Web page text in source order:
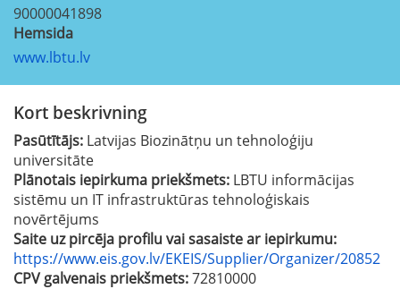
90000041898
Hemsida
www.lbtu.lv
Kort beskrivning
Pasūtītājs: Latvijas Biozinātņu un tehnoloģiju
universitāte
Plānotais iepirkuma priekšmets: LBTU informācijas
sistēmu un IT infrastruktūras tehnoloģiskais
novērtējums
Saite uz pircēja profilu vai sasaiste ar iepirkumu:
https://www.eis.gov.lv/EKEIS/Supplier/Organizer/20852
CPV galvenais priekšmets:72810000